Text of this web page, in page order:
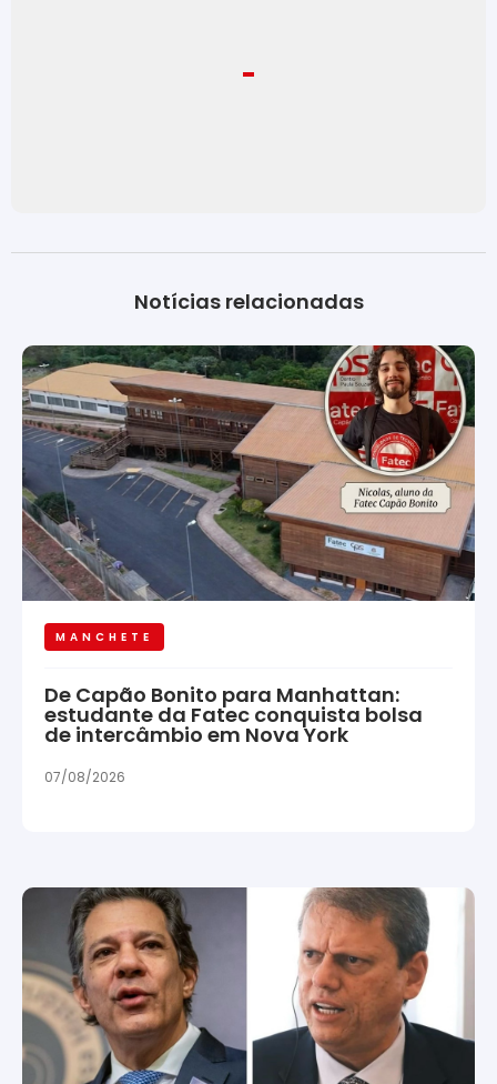
Notícias relacionadas
MANCHETE
De Capão Bonito para Manhattan:
estudante da Fatec conquista bolsa
de intercâmbio em Nova York
07/08/2026